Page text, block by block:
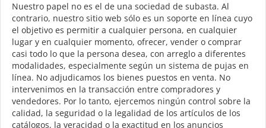
Nuestro papel no es el de una sociedad de subasta. Al
contrario, nuestro sitio web sólo es un soporte en línea cuyo
el objetivo es permitir a cualquier persona, en cualquier
lugar y en cualquier momento, ofrecer, vender o comprar
casi todo lo que la persona desea, con arreglo a diferentes
modalidades, especialmente según un sistema de pujas en
línea. No adjudicamos los bienes puestos en venta. No
intervenimos en la transacción entre compradores y
vendedores. Por lo tanto, ejercemos ningún control sobre la
calidad, la seguridad o la legalidad de los artículos de los
catálogos, la veracidad o la exactitud en los anuncios